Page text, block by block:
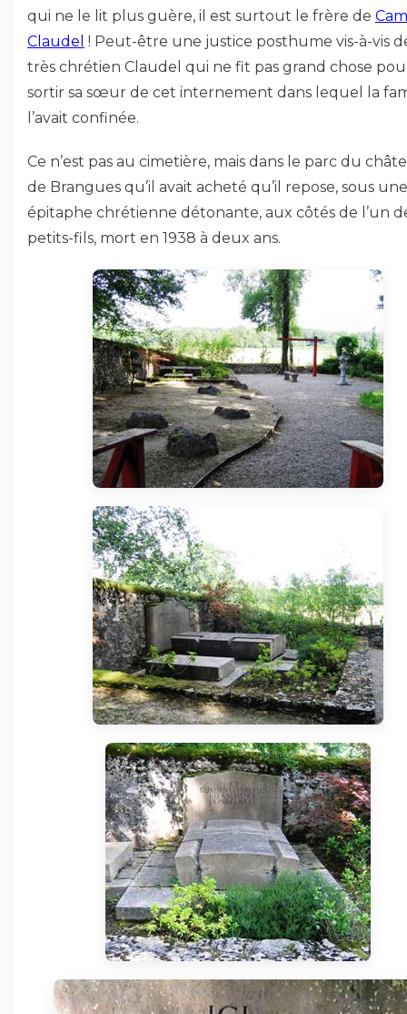
qui ne le lit plus guère, il est surtout le frère de
Claudel ! Peut-être une justice posthume vis-à-vis
très chrétien Claudel qui ne fit pas grand chose
sortir sa sœur de cet internement dans lequel la
l’avait confinée.
Ce n’est pas au cimetière, mais dans le parc du
de Brangues qu’il avait acheté qu’il repose, sous une
épitaphe chrétienne détonante, aux côtés de l’un
petits-fils, mort en 1938 à deux ans.